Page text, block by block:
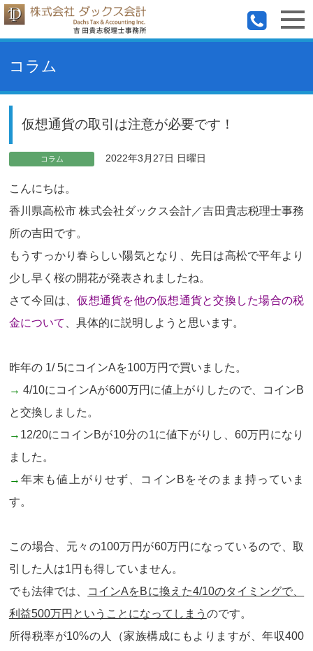
コラム
仮想通貨の取引は注意が必要です！
コラム 2022年3月27日 日曜日
こんにちは。
香川県高松市 株式会社ダックス会計／吉田貴志税理士事務
所の吉田です。
もうすっかり春らしい陽気となり、先日は高松で平年より
少し早く桜の開花が発表されましたね。
さて今回は、仮想通貨を他の仮想通貨と交換した場合の税
金について
、具体的に説明しようと思います。
昨年の 1/ 5にコインAを100万円で買いました。
→ 4/10にコインAが600万円に値上がりしたので、コインB
と交換しました。
→ 12/20にコインBが10分の1に値下がりし、60万円になり
ました。
→ 年末も値上がりせず、コインBをそのまま持っていま
す。
この場合、元々の100万円が60万円になっているので、取
引した人は1円も得していません。
でも法律では、
コインAをBに換えた4/10のタイミングで、
利益500万円ということになってしまう のです。
所得税率が10%の人（家族構成にもよりますが、年収400